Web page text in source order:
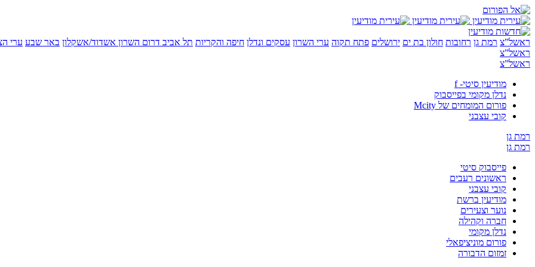
ראשל”צ רמת גן רחובות חולון בת ים ירושלים פתח תקוה ערי השרון עסקים ונדלן חיפה והקריות תל אביב דרום השרון אשדוד/אשקלון באר שבע ערי
ראשל”צ
ראשל”צ
מודיעין סיטי- f
נדלן מקומי בפייסבוק
פורום המומחים של Mcity
קובי עצבני
רמת גן
רמת גן
פייסבוק סיטי
ראשונים רעבים
קובי עצבני
מודיעין ברשת
נוער וצעירים
חברה וקהילה
נדלן מקומי
פורום מוניציפאלי
זמזום הדבורה